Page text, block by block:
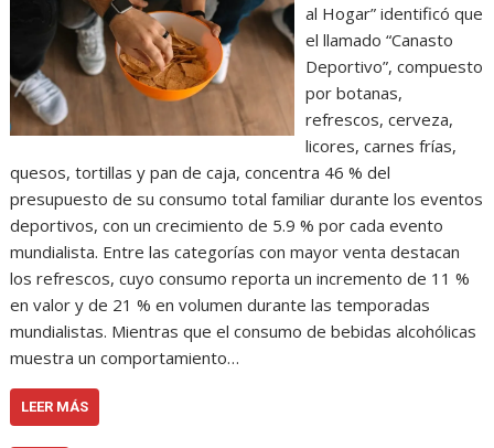
al Hogar” identificó que
el llamado “Canasto
Deportivo”, compuesto
por botanas,
refrescos, cerveza,
licores, carnes frías,
quesos, tortillas y pan de caja, concentra 46 % del
presupuesto de su consumo total familiar durante los eventos
deportivos, con un crecimiento de 5.9 % por cada evento
mundialista. Entre las categorías con mayor venta destacan
los refrescos, cuyo consumo reporta un incremento de 11 %
en valor y de 21 % en volumen durante las temporadas
mundialistas. Mientras que el consumo de bebidas alcohólicas
muestra un comportamiento…
LEER MÁS